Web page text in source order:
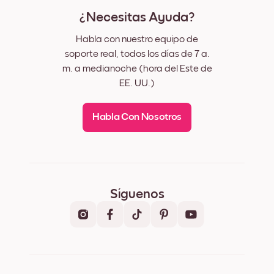
¿Necesitas Ayuda?
Habla con nuestro equipo de
soporte real, todos los días de 7 a.
m. a medianoche (hora del Este de
EE. UU.)
Habla Con Nosotros
Síguenos